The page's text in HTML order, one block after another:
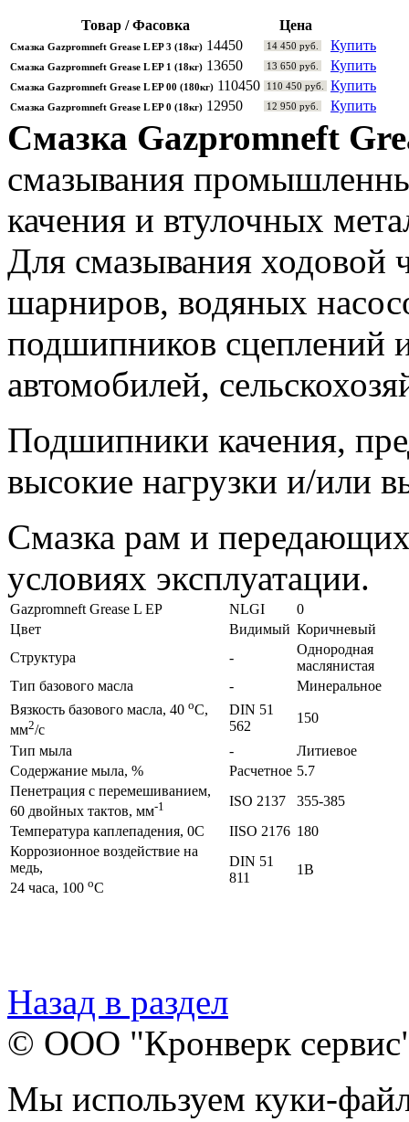
Товар / Фасовка Цена
Смазка Gazpromneft Grease L EP 3 (18кг) 14450 14 450 руб. Купить
Смазка Gazpromneft Grease L EP 1 (18кг) 13650 13 650 руб. Купить
Смазка Gazpromneft Grease L EP 00 (180кг) 110450 110 450 руб. Купить
Смазка Gazpromneft Grease L EP 0 (18кг) 12950 12 950 руб. Купить
Смазка Gazpromneft
смазывания
качения и втулочных
Для смазывания ходовой
шарниров, водяных
подшипников сцеплений
автомобилей,
Подшипники качения,
высокие нагрузки и/или
Смазка рам и
условиях эксплуатации.
Gazpromneft Grease L EP NLGI
0
Цвет
Видимый Коричневый
Структура
-
Однородная
маслянистая
Тип базового масла
-
Минеральное
Вязкость базового масла, 40 oC,
мм2/с
DIN 51
562
150
Тип мыла -
Литиевое
Содержание мыла, %
Расчетное 5.7
Пенетрация с перемешиванием,
60 двойных тактов, мм-1 ISO 2137
355-385
Температура каплепадения, 0C
IISO 2176 180
Коррозионное воздействие на
медь,
24 часа, 100 oC
DIN 51
811
1В
Назад в раздел
© ООО "Кронверк
Мы используем куки-